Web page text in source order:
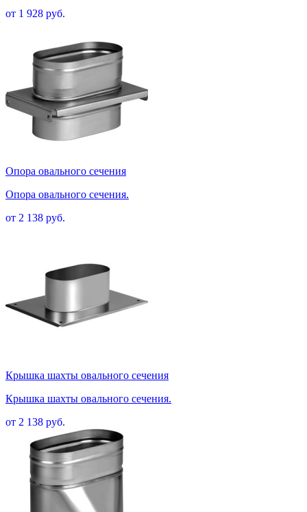
от 1 928 руб.
Опора овального сечения
Опора овального сечения.
от 2 138 руб.
Крышка шахты овального сечения
Крышка шахты овального сечения.
от 2 138 руб.